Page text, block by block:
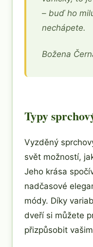
– buď ho
nechápete.
Božena
Typy
Vyzděný
svět možností,
Jeho krása
nadčasové
módy. Díky
dveří si můžete
přizpůsobit